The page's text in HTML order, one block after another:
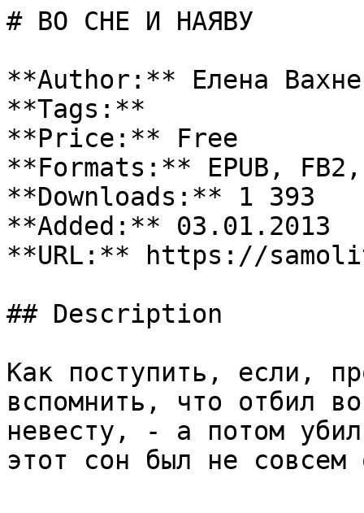
# ВО СНЕ И НАЯВУ
**Author:** Елена
**Tags:**
**Price:** Free
**Formats:** EPUB, FB2,
**Downloads:** 1 393
**Added:** 03.01.2013
**URL:** https://
## Description
Как поступить, если,
вспомнить, что отбил
невесту, - а потом
этот сон был не совсем